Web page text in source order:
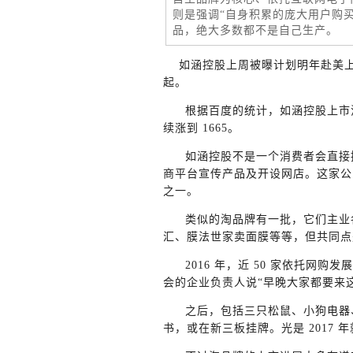
则是强调“自身积累的庞大用户购
品，绝大多数都不是自己生产。
如涵控股上周被曝计划明年赴美
起。
根据百度的统计，如涵控股上
续涨到 1665。
如涵控股不是一个消费者会直
商平台宣传产品及开设网店。这家
之一。
类似的淘品牌有一批，它们主
汇、膜法世家卖面膜等等，但共同
2016 年，近 50 家依托网购发
会的企业负责人说“早晚大家都要来
之后，包括三只松鼠、小狗电
书，或在新三板挂牌。光是 2017